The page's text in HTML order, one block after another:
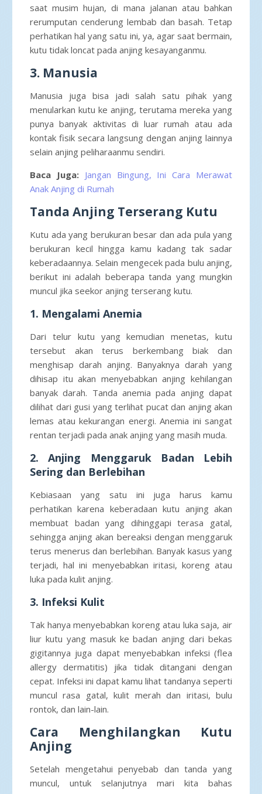
saat musim hujan, di mana jalanan atau bahkan
rerumputan cenderung lembab dan basah. Tetap
perhatikan hal yang satu ini, ya, agar saat bermain,
kutu tidak loncat pada anjing kesayanganmu.
3. Manusia
Manusia juga bisa jadi salah satu pihak yang
menularkan kutu ke anjing, terutama mereka yang
punya banyak aktivitas di luar rumah atau ada
kontak fisik secara langsung dengan anjing lainnya
selain anjing peliharaanmu sendiri.
Baca Juga: Jangan Bingung, Ini Cara Merawat
Anak Anjing di Rumah
Tanda Anjing Terserang Kutu
Kutu ada yang berukuran besar dan ada pula yang
berukuran kecil hingga kamu kadang tak sadar
keberadaannya. Selain mengecek pada bulu anjing,
berikut ini adalah beberapa tanda yang mungkin
muncul jika seekor anjing terserang kutu.
1. Mengalami Anemia
Dari telur kutu yang kemudian menetas, kutu
tersebut akan terus berkembang biak dan
menghisap darah anjing. Banyaknya darah yang
dihisap itu akan menyebabkan anjing kehilangan
banyak darah. Tanda anemia pada anjing dapat
dilihat dari gusi yang terlihat pucat dan anjing akan
lemas atau kekurangan energi. Anemia ini sangat
rentan terjadi pada anak anjing yang masih muda.
2. Anjing Menggaruk Badan Lebih
Sering dan Berlebihan
Kebiasaan yang satu ini juga harus kamu
perhatikan karena keberadaan kutu anjing akan
membuat badan yang dihinggapi terasa gatal,
sehingga anjing akan bereaksi dengan menggaruk
terus menerus dan berlebihan. Banyak kasus yang
terjadi, hal ini menyebabkan iritasi, koreng atau
luka pada kulit anjing.
3. Infeksi Kulit
Tak hanya menyebabkan koreng atau luka saja, air
liur kutu yang masuk ke badan anjing dari bekas
gigitannya juga dapat menyebabkan infeksi (flea
allergy dermatitis) jika tidak ditangani dengan
cepat. Infeksi ini dapat kamu lihat tandanya seperti
muncul rasa gatal, kulit merah dan iritasi, bulu
rontok, dan lain-lain.
Cara Menghilangkan Kutu
Anjing
Setelah mengetahui penyebab dan tanda yang
muncul, untuk selanjutnya mari kita bahas